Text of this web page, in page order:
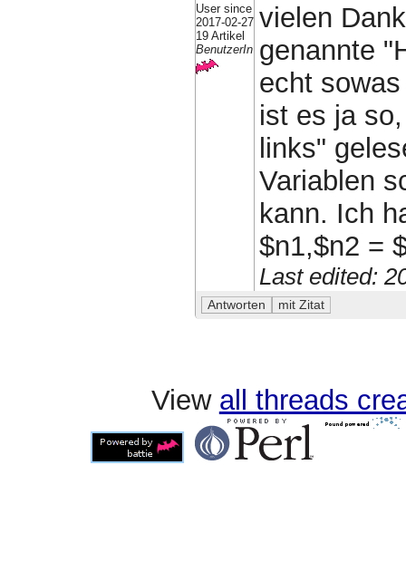
User since
2017-02-27
19 Artikel
BenutzerIn
vielen
genannte
echt
ist es ja
links"
Variablen
kann. Ich
$n1,$n2 =
Last edited:
View all threads